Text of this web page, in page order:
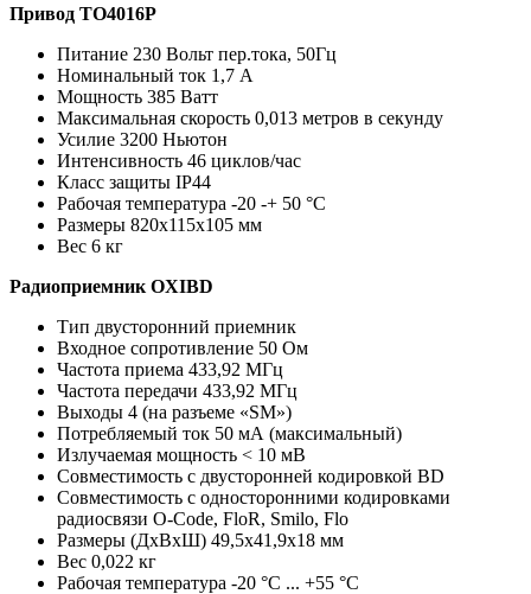
Привод TO4016P
Питание 230 Вольт пер.тока, 50Гц
Номинальный ток 1,7 А
Мощность 385 Ватт
Максимальная скорость 0,013 метров в секунду
Усилие 3200 Ньютон
Интенсивность 46 циклов/час
Класс защиты IP44
Рабочая температура -20 -+ 50 °C
Размеры 820х115х105 мм
Вес 6 кг
Радиоприемник OXIBD
Тип двусторонний приемник
Входное сопротивление 50 Ом
Частота приема 433,92 МГц
Частота передачи 433,92 МГц
Выходы 4 (на разъеме «SM»)
Потребляемый ток 50 мА (максимальный)
Излучаемая мощность < 10 мВ
Совместимость с двусторонней кодировкой BD
Совместимость с односторонними кодировками
радиосвязи O-Code, FloR, Smilo, Flo
Размеры (ДхВхШ) 49,5х41,9х18 мм
Вес 0,022 кг
Рабочая температура -20 °C ... +55 °C